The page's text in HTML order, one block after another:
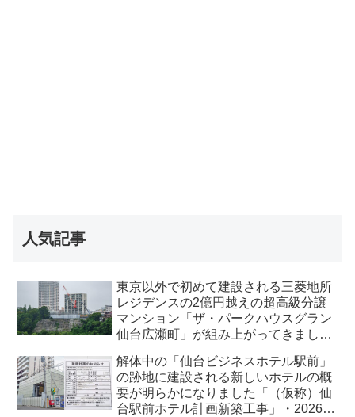
人気記事
東京以外で初めて建設される三菱地所
レジデンスの2億円越えの超高級分譲
マンション「ザ・パークハウスグラン
仙台広瀬町」が組み上がってきまし
解体中の「仙台ビジネスホテル駅前」
の跡地に建設される新しいホテルの概
要が明らかになりました「（仮称）仙
台駅前ホテル計画新築工事」・2026年